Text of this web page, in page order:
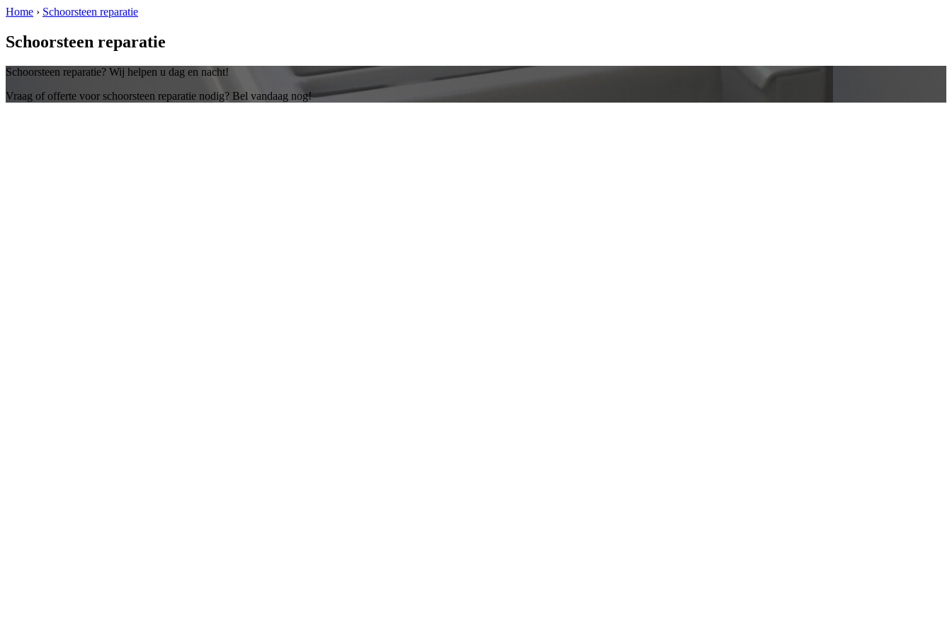
Home › Schoorsteen reparatie
Schoorsteen reparatie
Schoorsteen reparatie? Wij helpen u dag en nacht!
Vraag of offerte voor schoorsteen reparatie nodig? Bel vandaag nog!